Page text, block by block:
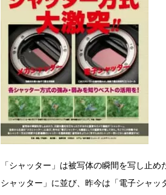
「シャッター」は被写体の瞬間を写し止
シャッター」に並び、昨今は「電子シャッ